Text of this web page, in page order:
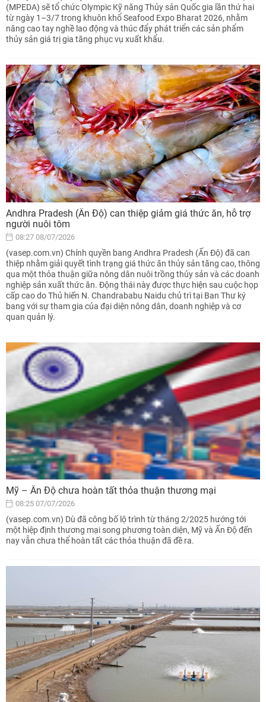
(MPEDA) sẽ tổ chức Olympic Kỹ năng Thủy sản Quốc gia lần thứ hai
từ ngày 1–3/7 trong khuôn khổ Seafood Expo Bharat 2026, nhằm
nâng cao tay nghề lao động và thúc đẩy phát triển các sản phẩm
thủy sản giá trị gia tăng phục vụ xuất khẩu.
Andhra Pradesh (Ấn Độ) can thiệp giảm giá thức ăn, hỗ trợ
người nuôi tôm
08:27 08/07/2026
(vasep.com.vn) Chính quyền bang Andhra Pradesh (Ấn Độ) đã can
thiệp nhằm giải quyết tình trạng giá thức ăn thủy sản tăng cao, thông
qua một thỏa thuận giữa nông dân nuôi trồng thủy sản và các doanh
nghiệp sản xuất thức ăn. Động thái này được thực hiện sau cuộc họp
cấp cao do Thủ hiến N. Chandrababu Naidu chủ trì tại Ban Thư ký
bang với sự tham gia của đại diện nông dân, doanh nghiệp và cơ
quan quản lý.
Mỹ – Ấn Độ chưa hoàn tất thỏa thuận thương mại
08:25 07/07/2026
(vasep.com.vn) Dù đã công bố lộ trình từ tháng 2/2025 hướng tới
một hiệp định thương mại song phương toàn diện, Mỹ và Ấn Độ đến
nay vẫn chưa thể hoàn tất các thỏa thuận đã đề ra.